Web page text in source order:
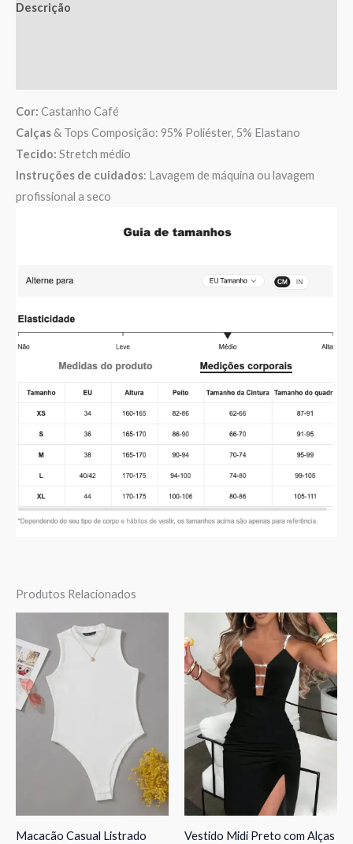
Descrição
Cor: Castanho Café
Calças& Tops Composição: 95% Poliéster, 5% Elastano
Tecido: Stretch médio
Instruções de cuidados: Lavagem de máquina ou lavagem
profissional a seco
Produtos Relacionados
Macacão Casual Listrado
Vestido Midi Preto com Alças